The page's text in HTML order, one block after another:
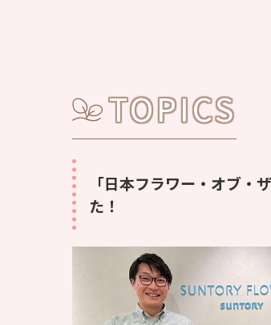
TOPICS
「日本フラワー・オブ・
た！